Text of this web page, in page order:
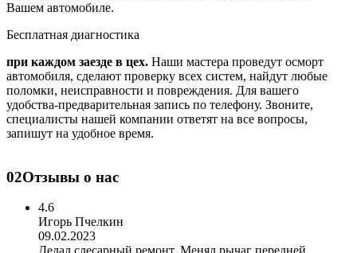
Вашем автомобиле.
Бесплатная диагностика
при каждом заезде в цех. Наши мастера проведут осморт
автомобиля, сделают проверку всех систем, найдут любые
поломки, неисправности и повреждения. Для вашего
удобства-предварительная запись по телефону. Звоните,
специалисты нашей компании ответят на все вопросы,
запишут на удобное время.
02Отзывы о нас
4.6
Игорь Пчелкин
09.02.2023